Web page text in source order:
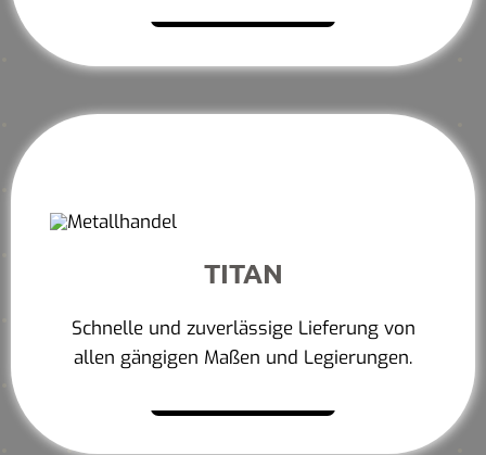
TITAN
Schnelle und zuverlässige Lieferung von
allen gängigen Maßen und Legierungen.